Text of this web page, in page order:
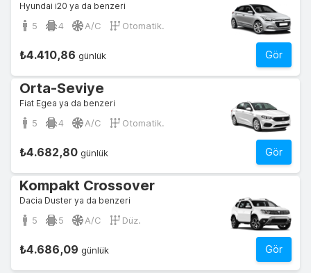
Hyundai i20 ya da benzeri
5 4 A/C Otomatik.
Gör
₺4.410,86 günlük
Orta-Seviye
Fiat Egea ya da benzeri
5 4 A/C Otomatik.
Gör
₺4.682,80 günlük
Kompakt Crossover
Dacia Duster ya da benzeri
5 5 A/C Düz.
Gör
₺4.686,09 günlük